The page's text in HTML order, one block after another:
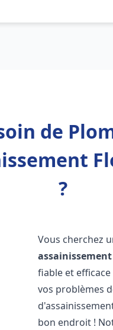
de
?
Vous cherchez
assainissement
fiable et
vos problèmes
bon endroit !